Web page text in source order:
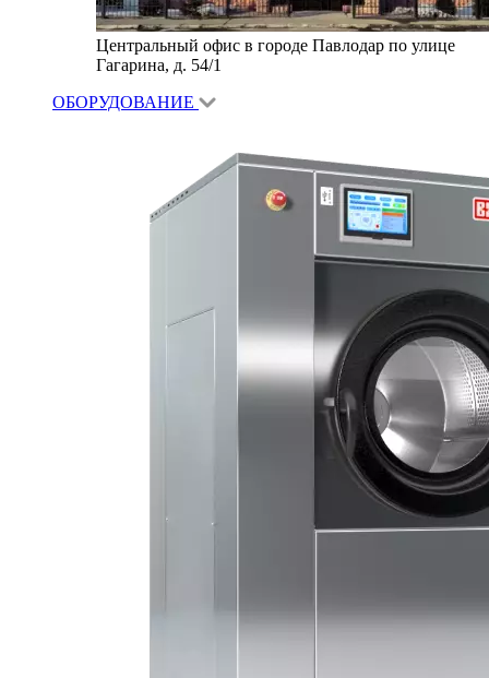
Центральный офис в городе Павлодар по улице
Гагарина, д. 54/1
ОБОРУДОВАНИЕ